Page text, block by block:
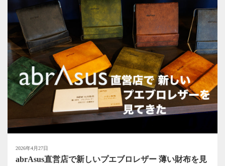
2026年4月27日
abrAsus直営店で新しいプエブロレザー 薄い財布を見